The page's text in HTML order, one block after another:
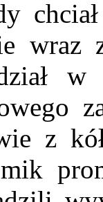
wraz
w
z